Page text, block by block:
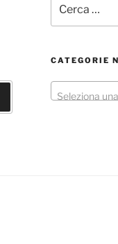
CATEGORIE
Seleziona